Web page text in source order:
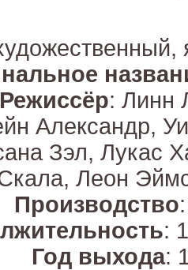
Режиссёр: Линн
Александр,
Зэл, Лукас
Леон
Производство
:
Год выхода: